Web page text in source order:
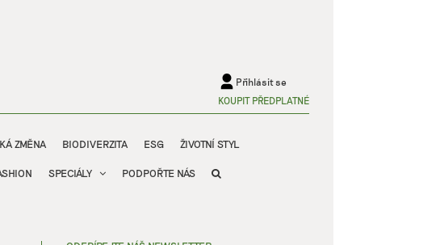
Přihlásit se
KOUPIT PŘEDPLATNÉ
ZMĚNA BIODIVERZITA ESG ŽIVOTNÍ STYL
SPECIÁLY PODPOŘTE NÁS